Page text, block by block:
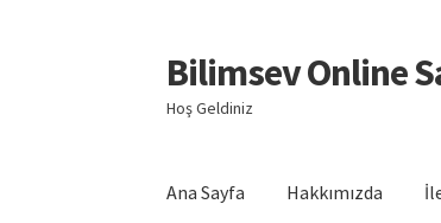
Dolaşıma
geç
İçeriğe
geç
Bilimsev Online
Hoş Geldiniz
Ana Sayfa Hakkımızda